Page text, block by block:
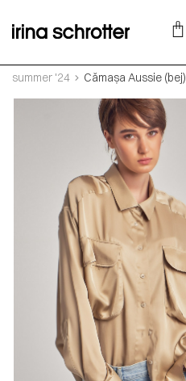
summer '24 Cămașa Aussie (bej)